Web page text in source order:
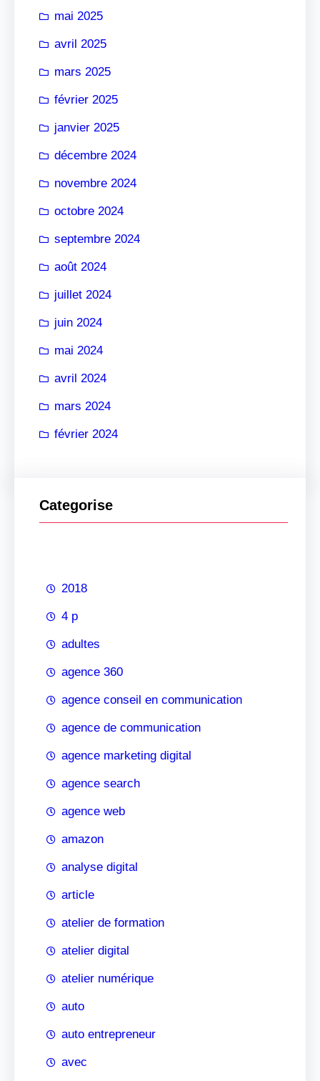
mai 2025
avril 2025
mars 2025
février 2025
janvier 2025
décembre 2024
novembre 2024
octobre 2024
septembre 2024
août 2024
juillet 2024
juin 2024
mai 2024
avril 2024
mars 2024
février 2024
Categorise
2018
4 p
adultes
agence 360
agence conseil en communication
agence de communication
agence marketing digital
agence search
agence web
amazon
analyse digital
article
atelier de formation
atelier digital
atelier numérique
auto
auto entrepreneur
avec